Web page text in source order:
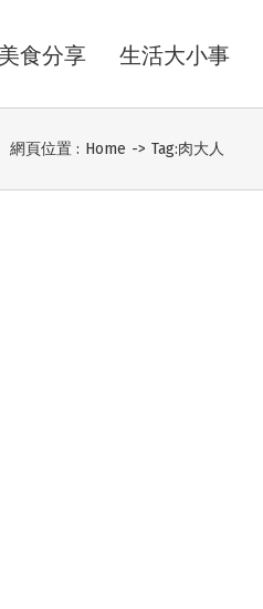
美食分享 生活大小事
網頁位置 : Home -> Tag:肉大人